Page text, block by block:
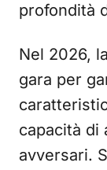
profondità
Nel 2026,
gara per
capacità di
avversari.